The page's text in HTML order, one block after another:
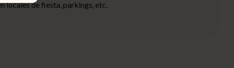
locales de fiesta, parkings, etc.